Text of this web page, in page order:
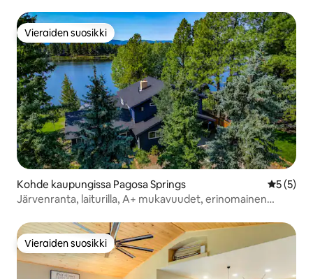
Vieraiden suosikki
Vieraiden suosikki
Kohde kaupungissa Pagosa Springs
5 (5)
Järvenranta, laiturilla, A+ mukavuudet, erinomainen
Vieraiden suosikki
Vieraiden suosikki